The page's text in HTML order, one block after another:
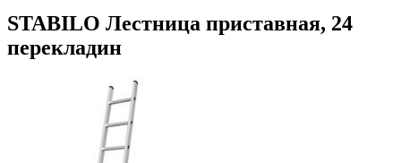
STABILO Лестница приставная, 24
перекладин